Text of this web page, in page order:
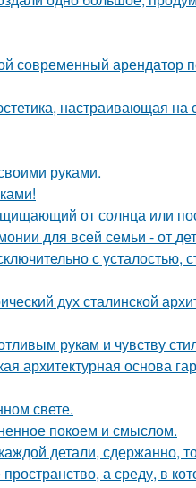
современный арендатор
настраивающая на
руками.
от солнца или
для всей семьи - от
с усталостью,
дух сталинской
рукам и чувству
архитектурная основа
свете.
покоем и смыслом.
детали, сдержанно,
а среду, в